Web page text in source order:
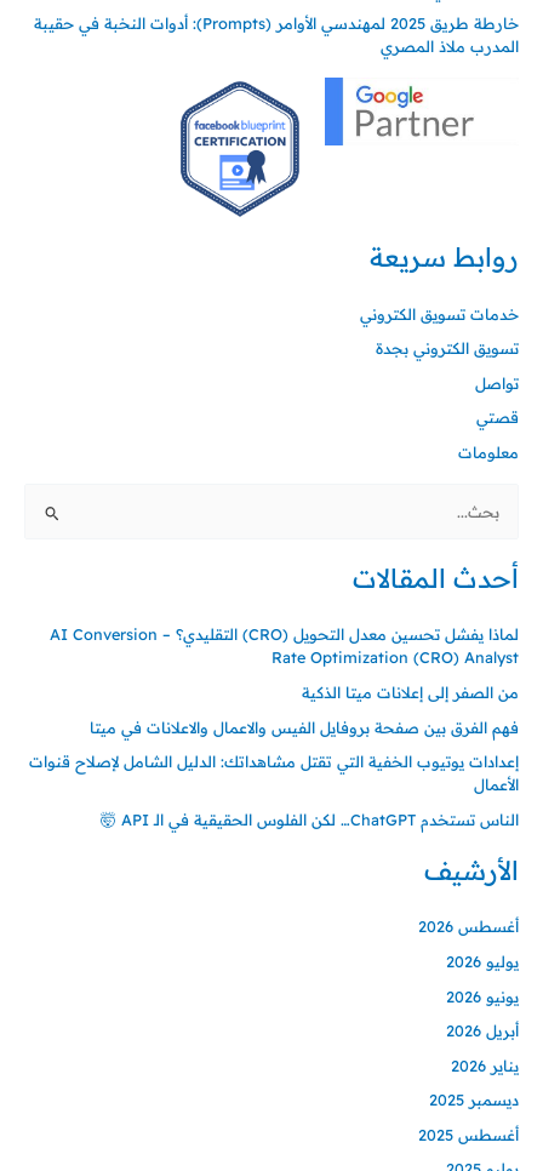
خارطة طريق 2025 لمهندسي الأوامر (Prompts): أدوات النخبة في حقيبة
المدرب ملاذ المصري
روابط سريعة
خدمات تسويق الكتروني
تسويق الكتروني بجدة
تواصل
قصتي
معلومات
البحث
أحدث المقالات
لماذا يفشل تحسين معدل التحويل (CRO) التقليدي؟ – AI Conversion
Rate Optimization (CRO) Analyst
من الصفر إلى إعلانات ميتا الذكية
فهم الفرق بين صفحة بروفايل الفيس والاعمال والاعلانات في ميتا
إعدادات يوتيوب الخفية التي تقتل مشاهداتك: الدليل الشامل لإصلاح قنوات
الأعمال
الناس تستخدم ChatGPT… لكن الفلوس الحقيقية في الـ API 🤯
الأرشيف
أغسطس 2026
يوليو 2026
يونيو 2026
أبريل 2026
يناير 2026
ديسمبر 2025
أغسطس 2025